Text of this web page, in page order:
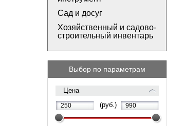
Сад и досуг
Хозяйственный и садово-
строительный инвентарь
Выбор по параметрам
Цена
(руб.)